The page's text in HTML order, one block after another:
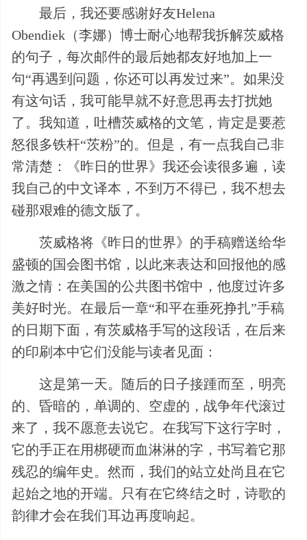
最后，我还要感谢好友Helena
Obendiek（李娜）博士耐心地帮我拆解茨威格
的句子，每次邮件的最后她都友好地加上一
句“再遇到问题，你还可以再发过来”。如果没
有这句话，我可能早就不好意思再去打扰她
了。我知道，吐槽茨威格的文笔，肯定是要惹
怒很多铁杆“茨粉”的。但是，有一点我自己非
常清楚：《昨日的世界》我还会读很多遍，读
我自己的中文译本，不到万不得已，我不想去
碰那艰难的德文版了。
茨威格将《昨日的世界》的手稿赠送给华
盛顿的国会图书馆，以此来表达和回报他的感
激之情：在美国的公共图书馆中，他度过许多
美好时光。在最后一章“和平在垂死挣扎”手稿
的日期下面，有茨威格手写的这段话，在后来
的印刷本中它们没能与读者见面：
这是第一天。随后的日子接踵而至，明亮
的、昏暗的，单调的、空虚的，战争年代滚过
来了，我不愿意去说它。在我写下这行字时，
它的手正在用梆硬而血淋淋的字，书写着它那
残忍的编年史。然而，我们的站立处尚且在它
起始之地的开端。只有在它终结之时，诗歌的
韵律才会在我们耳边再度响起。